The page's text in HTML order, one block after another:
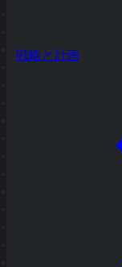
戦略と計画